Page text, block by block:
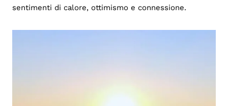
sentimenti di calore, ottimismo e connessione.